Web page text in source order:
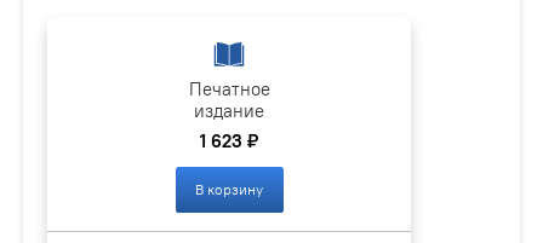
Печатное
издание
1 623 ₽
В корзину